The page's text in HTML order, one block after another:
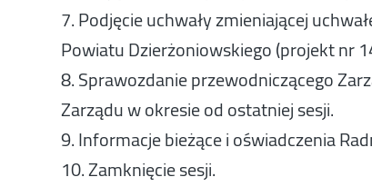
7. Podjęcie uchwały zmieniającej
Powiatu Dzierżoniowskiego (projekt nr
8. Sprawozdanie przewodniczącego
Zarządu w okresie od ostatniej sesji.
9. Informacje bieżące i oświadczenia
10. Zamknięcie sesji.